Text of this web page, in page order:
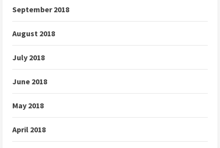
September 2018
August 2018
July 2018
June 2018
May 2018
April 2018